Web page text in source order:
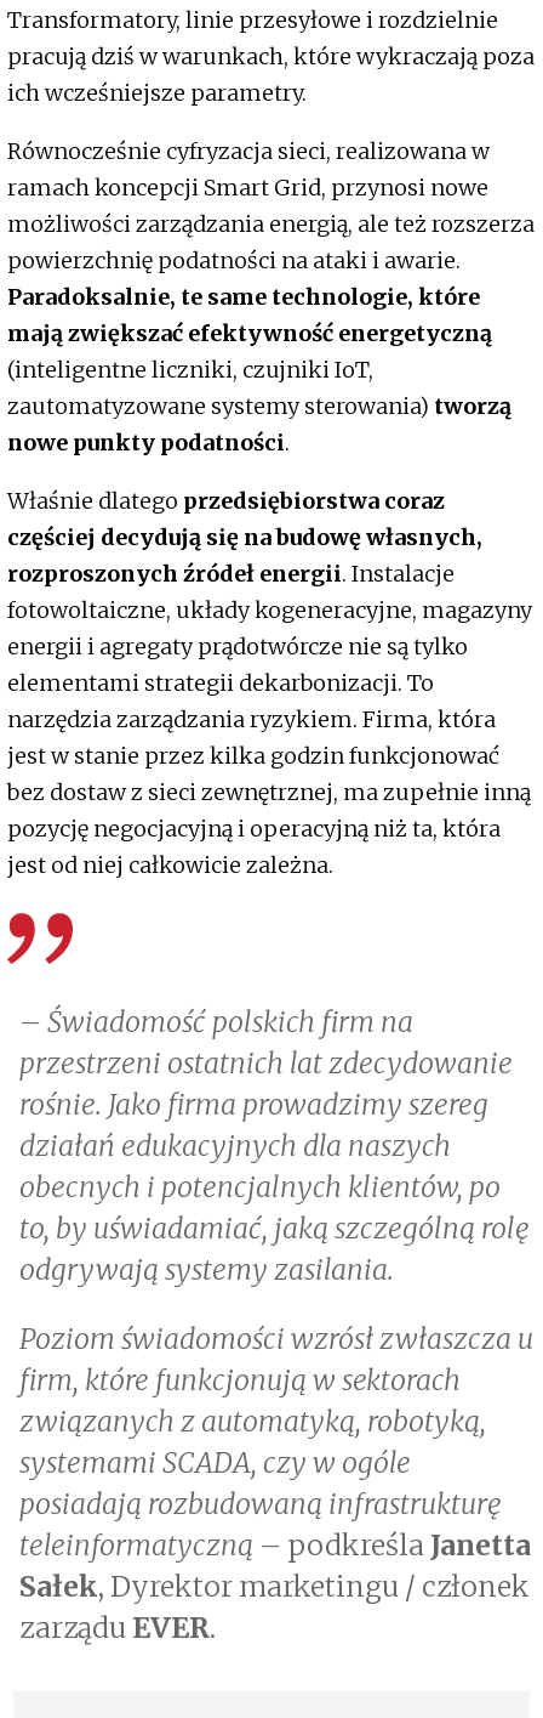
Transformatory, linie przesyłowe i rozdzielnie
pracują dziś w warunkach, które wykraczają poza
ich wcześniejsze parametry.
Równocześnie cyfryzacja sieci, realizowana w
ramach koncepcji Smart Grid, przynosi nowe
możliwości zarządzania energią, ale też rozszerza
powierzchnię podatności na ataki i awarie.
Paradoksalnie, te same technologie, które
mają zwiększać efektywność energetyczną
(inteligentne liczniki, czujniki IoT,
zautomatyzowane systemy sterowania) tworzą
nowe punkty podatności.
Właśnie dlatego przedsiębiorstwa coraz
częściej decydują się na budowę własnych,
rozproszonych źródeł energii. Instalacje
fotowoltaiczne, układy kogeneracyjne, magazyny
energii i agregaty prądotwórcze nie są tylko
elementami strategii dekarbonizacji. To
narzędzia zarządzania ryzykiem. Firma, która
jest w stanie przez kilka godzin funkcjonować
bez dostaw z sieci zewnętrznej, ma zupełnie inną
pozycję negocjacyjną i operacyjną niż ta, która
jest od niej całkowicie zależna.
– Świadomość polskich firm na
przestrzeni ostatnich lat zdecydowanie
rośnie. Jako firma prowadzimy szereg
działań edukacyjnych dla naszych
obecnych i potencjalnych klientów, po
to, by uświadamiać, jaką szczególną rolę
odgrywają systemy zasilania.
Poziom świadomości wzrósł zwłaszcza u
firm, które funkcjonują w sektorach
związanych z automatyką, robotyką,
systemami SCADA, czy w ogóle
posiadają rozbudowaną infrastrukturę
teleinformatyczną – podkreśla Janetta
Sałek, Dyrektor marketingu / członek
zarządu EVER.